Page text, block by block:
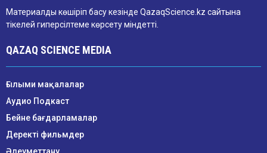
Материалды көшіріп басу кезінде QazaqScience.kz сайтына
тікелей гиперсілтеме көрсету міндетті.
QAZAQ SCIENCE MEDIA
Ғылыми мақалалар
Аудио Подкаст
Бейне бағдарламалар
Деректі фильмдер